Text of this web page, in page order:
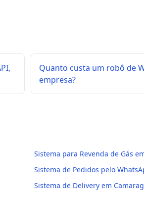
Quanto custa um robô de
empresa?
Sistema para Revenda de Gás
Sistema de Pedidos pelo
Sistema de Delivery em